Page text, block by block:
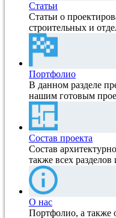
Статьи
Статьи о
строительных и
Портфолио
В данном разделе
нашим готовым
Состав проекта
Состав
также всех
О нас
Портфолио, а также